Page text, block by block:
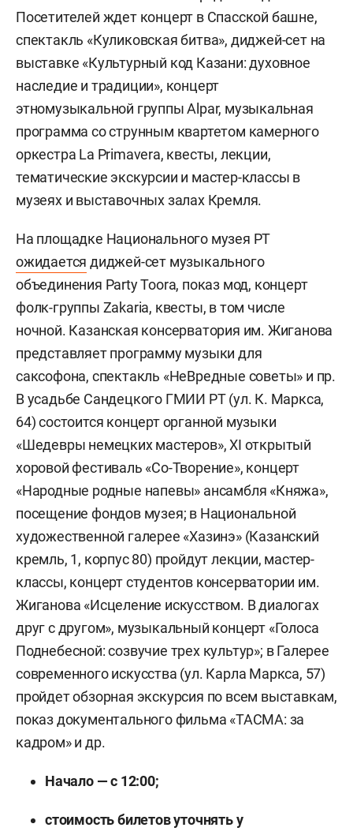
Посетителей ждет концерт в Спасской башне,
спектакль «Куликовская битва», диджей-сет на
выставке «Культурный код Казани: духовное
наследие и традиции», концерт
этномузыкальной группы Alpar, музыкальная
программа со струнным квартетом камерного
оркестра La Primavera, квесты, лекции,
тематические экскурсии и мастер-классы в
музеях и выставочных залах Кремля.
На площадке Национального музея РТ
ожидается диджей-сет музыкального
объединения Party Toora, показ мод, концерт
фолк-группы Zakaria, квесты, в том числе
ночной. Казанская консерватория им. Жиганова
представляет программу музыки для
саксофона, спектакль «НеВредные советы» и пр.
В усадьбе Сандецкого ГМИИ РТ (ул. К. Маркса,
64) состоится концерт органной музыки
«Шедевры немецких мастеров», XI открытый
хоровой фестиваль «Со-Творение», концерт
«Народные родные напевы» ансамбля «Княжа»,
посещение фондов музея; в Национальной
художественной галерее «Хазинэ» (Казанский
кремль, 1, корпус 80) пройдут лекции, мастер-
классы, концерт студентов консерватории им.
Жиганова «Исцеление искусством. В диалогах
друг с другом», музыкальный концерт «Голоса
Поднебесной: созвучие трех культур»; в Галерее
современного искусства (ул. Карла Маркса, 57)
пройдет обзорная экскурсия по всем выставкам,
показ документального фильма «ТАСМА: за
кадром» и др.
Начало — с 12:00;
стоимость билетов уточнять у